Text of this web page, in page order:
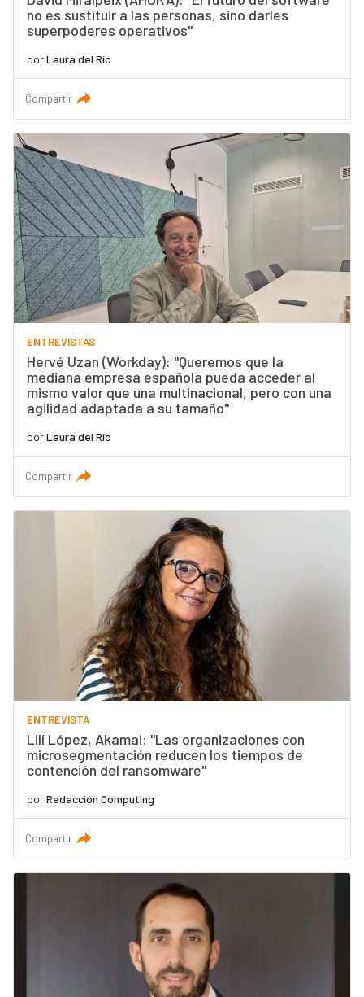
no es sustituir a las personas, sino darles
superpoderes operativos"
porLaura del Río
Compartir
ENTREVISTAS
Hervé Uzan (Workday): "Queremos que la
mediana empresa española pueda acceder al
mismo valor que una multinacional, pero con una
agilidad adaptada a su tamaño"
porLaura del Río
Compartir
ENTREVISTA
Lilí López, Akamai: "Las organizaciones con
microsegmentación reducen los tiempos de
contención del ransomware"
porRedacción Computing
Compartir